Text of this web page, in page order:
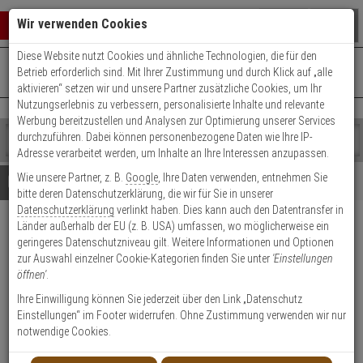
Warenkorb schließen
0 ARTIKEL IM WARENKORB
Ihr Warenkorb ist momentan leer.
Ergebnisse ()
Fertig
Shop
durchsuchen
Bitte
geben
Sie
mindestens
Zeichen
ein,
um
Suche
Es
wurde
noch
Kategorien
Suche
gestartet
+49 (0)821 899 493-0Mo. - Do.: 8:00 - 16:30 | Fr.: 8:00 - 14:00 Uhr
Kontaktservice nutzen
Details Beratung
Bever 280BZ Einsteckschloss
käntig DIN rechts 20mm
Produktmerkmale Lagerabverkauf
Wir verwenden Cookies
Diese Website nutzt Cookies und ähnliche Technologien, die für den
Betrieb erforderlich sind. Mit Ihrer Zustimmung und durch Klick auf „alle
aktivieren“ setzen wir und unsere Partner zusätzliche Cookies, um Ihr
Nutzungserlebnis zu verbessern, personalisierte Inhalte und relevante
Werbung bereitzustellen und Analysen zur Optimierung unserer Services
durchzuführen. Dabei können personenbezogene Daten wie Ihre IP-
Adresse verarbeitet werden, um Inhalte an Ihre Interessen anzupassen.
Wie unsere Partner, z. B. Google , Ihre Daten verwenden, entnehmen Sie
bitte deren Datenschutzerklärung, die wir für Sie in unserer
Datenschutzerklärung verlinkt haben. Dies kann auch den Datentransfer in
Länder außerhalb der EU (z. B. USA) umfassen, wo möglicherweise ein
geringeres Datenschutzniveau gilt. Weitere Informationen und Optionen
zur Auswahl einzelner Cookie-Kategorien finden Sie unter 'Einstellungen
öffnen'.
Ihre Einwilligung können Sie jederzeit über den Link „Datenschutz
Einstellungen“ im Footer widerrufen. Ohne Zustimmung verwenden wir nur
notwendige Cookies.